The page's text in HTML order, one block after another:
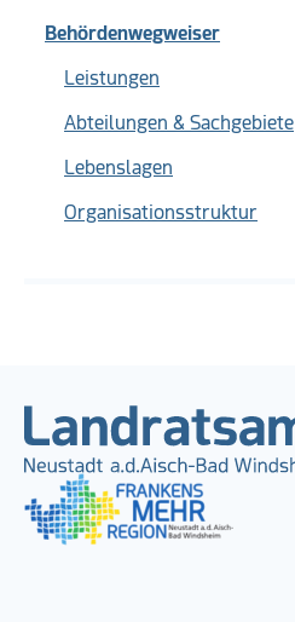
Behördenwegweiser
Leistungen
Abteilungen & Sachgebiete
Lebenslagen
Organisationsstruktur